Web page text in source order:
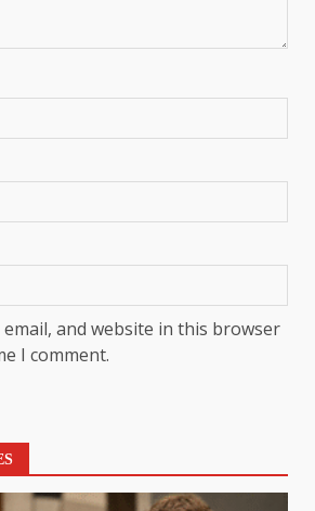
email, and website in this browser
I comment.